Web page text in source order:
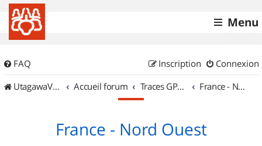
Menu
FAQ Connexion
Inscription
UtagawaVTT (Randos VTT et VTTAE avec traces GPS)
Accueil forum Traces GPS de randos VTT France - Nord Ouest
France - Nord Ouest